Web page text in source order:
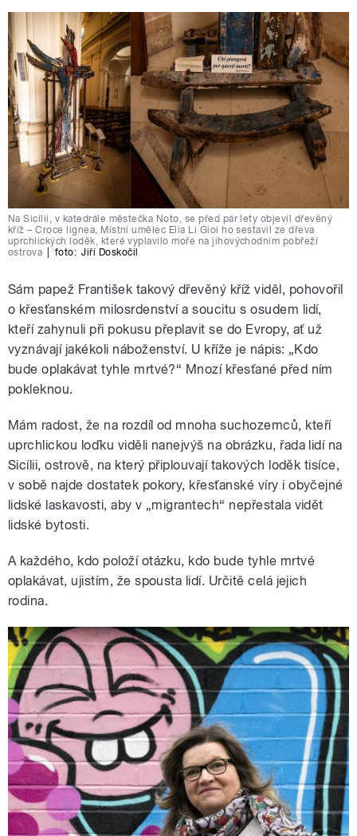
Na Sicílii, v katedrále městečka Noto, se před pár lety objevil dřevěný
kříž – Croce lignea, Místní umělec Elia Li Gioi ho sestavil ze dřeva
uprchlických loděk, které vyplavilo moře na jihovýchodním pobřeží
ostrova
foto: Jiří Doskočil
Sám papež František takový dřevěný kříž viděl, pohovořil
o křesťanském milosrdenství a soucitu s osudem lidí,
kteří zahynuli při pokusu přeplavit se do Evropy, ať už
vyznávají jakékoli náboženství. U kříže je nápis: „Kdo
bude oplakávat tyhle mrtvé?“ Mnozí křesťané před ním
pokleknou.
Mám radost, že na rozdíl od mnoha suchozemců, kteří
uprchlickou loďku viděli nanejvýš na obrázku, řada lidí na
Sicílii, ostrově, na který připlouvají takových loděk tisíce,
v sobě najde dostatek pokory, křesťanské víry i obyčejné
lidské laskavosti, aby v „migrantech“ nepřestala vidět
lidské bytosti.
A každého, kdo položí otázku, kdo bude tyhle mrtvé
oplakávat, ujistím, že spousta lidí. Určitě celá jejich
rodina.